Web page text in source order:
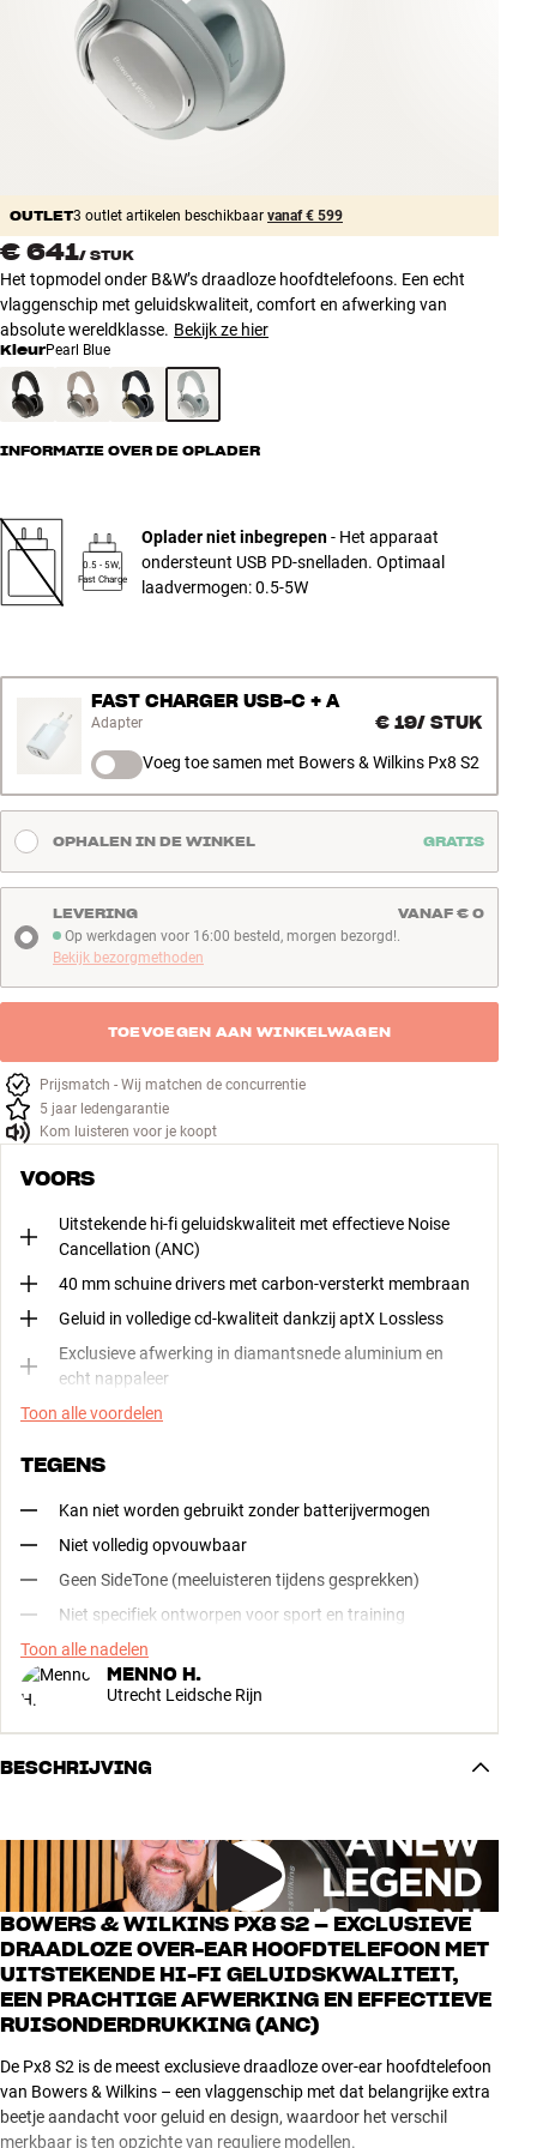
Accessoires
INSPIRATIE
MERKEN
AANBIEDINGEN
Winkels
Klantenservice
Inloggen
Klantenservice
OUTLET3 outlet artikelen beschikbaar vanaf € 599
€ 641/ STUK
Het topmodel onder B&W’s draadloze hoofdtelefoons. Een echt
vlaggenschip met geluidskwaliteit, comfort en afwerking van
absolute wereldklasse. Bekijk ze hier
KleurPearl Blue
INFORMATIE OVER DE OPLADER
0.5 - 5W,
Fast Charge
Oplader niet inbegrepen- Het apparaat
ondersteunt USB PD-snelladen. Optimaal
laadvermogen: 0.5-5W
FAST CHARGER USB-C + A
Adapter € 19/ STUK
Voeg toe samen met Bowers & Wilkins Px8 S2
OPHALEN IN DE WINKEL GRATIS
Op werkdagen voor 16:00 besteld, morgen bezorgd!
Op werkdagen voor 16:00 besteld, morgen bezorgd!.
Bekijk bezorgmethoden
LEVERING VANAF € 0
TOEVOEGEN AAN WINKELWAGEN
Prijsmatch - Wij matchen de concurrentie
5 jaar ledengarantie
Kom luisteren voor je koopt
VOORS
Uitstekende hi-fi geluidskwaliteit met effectieve Noise
Cancellation (ANC)
40 mm schuine drivers met carbon-versterkt membraan
Geluid in volledige cd-kwaliteit dankzij aptX Lossless
Exclusieve afwerking in diamantsnede aluminium en
echt nappaleer
Toon alle voordelen
TEGENS
Kan niet worden gebruikt zonder batterijvermogen
Niet volledig opvouwbaar
Geen SideTone (meeluisteren tijdens gesprekken)
Niet specifiek ontworpen voor sport en training
Toon alle nadelen
MENNO H.
Utrecht Leidsche Rijn
BESCHRIJVING
BOWERS & WILKINS PX8 S2 – EXCLUSIEVE
DRAADLOZE OVER-EAR HOOFDTELEFOON MET
UITSTEKENDE HI-FI GELUIDSKWALITEIT,
EEN PRACHTIGE AFWERKING EN EFFECTIEVE
RUISONDERDRUKKING (ANC)
De Px8 S2 is de meest exclusieve draadloze over-ear hoofdtelefoon
van Bowers & Wilkins – een vlaggenschip met dat belangrijke extra
beetje aandacht voor geluid en design, waardoor het verschil
merkbaar is ten opzichte van reguliere modellen.